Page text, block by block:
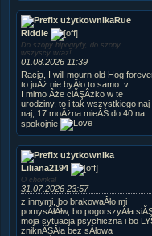
Rue
Riddle
Do szopy hipogryfy, do szopy
wszyscy wraz!
01.08.2026 11:39
Racja, I will mourn old Hog
to juÂż nie byÂło to samo :v
I mimo Âże ciĂŞÂżko w te
urodziny, to i tak wszystkiego naj
naj, 17 moÂżna mieĂŚ do 40 na
spokojnie
Liliana2194
O choinka!
31.07.2026 23:57
z innymi, bo brakowaÂło mi
pomysÂłĂłw, bo pogorszyÂła
moja sytuacja psychiczna i bo
zniknĂŞÂła bez sÂłowa